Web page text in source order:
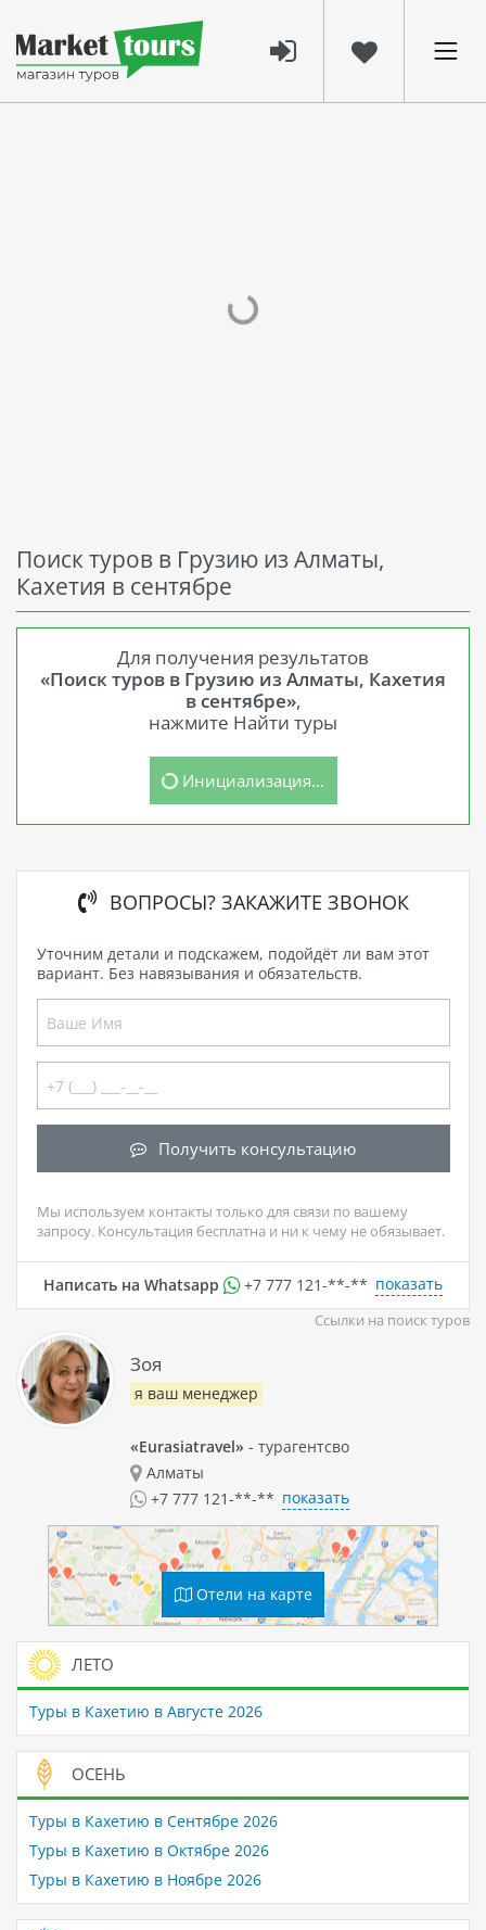
Поиск туров в Грузию из Алматы,
Кахетия в сентябре
Для получения результатов
«Поиск туров в Грузию из Алматы, Кахетия
в сентябре»,
нажмите Найти туры
Инициализация...
ВОПРОСЫ? ЗАКАЖИТЕ ЗВОНОК
Уточним детали и подскажем, подойдёт ли вам этот
вариант. Без навязывания и обязательств.
Получить консультацию
Мы используем контакты только для связи по вашему
запросу. Консультация бесплатна и ни к чему не обязывает.
Написать на Whatsapp +7 777 121-**-** показать
Ссылки на поиск туров
Зоя
я ваш менеджер
«Eurasiatravel» - турагентсво
Алматы
+7 777 121-**-** показать
Отели на карте
ЛЕТО
Туры в Кахетию в Августе 2026
ОСЕНЬ
Туры в Кахетию в Сентябре 2026
Туры в Кахетию в Октябре 2026
Туры в Кахетию в Ноябре 2026